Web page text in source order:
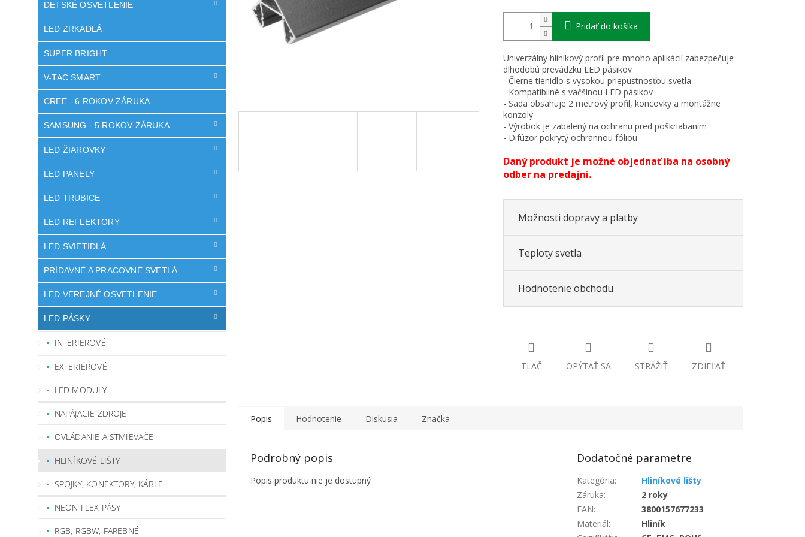
DETSKÉ OSVETLENIE
LED ZRKADLÁ
SUPER BRIGHT
V-TAC SMART
CREE - 6 ROKOV ZÁRUKA
SAMSUNG - 5 ROKOV ZÁRUKA
LED ŽIAROVKY
LED PANELY
LED TRUBICE
LED REFLEKTORY
LED SVIETIDLÁ
PRÍDAVNÉ A PRACOVNÉ SVETLÁ
LED VEREJNÉ OSVETLENIE
LED PÁSKY
INTERIÉROVÉ
EXTERIÉROVÉ
LED MODULY
NAPÁJACIE ZDROJE
OVLÁDANIE A STMIEVAČE
HLINÍKOVÉ LIŠTY
SPOJKY, KONEKTORY, KÁBLE
NEON FLEX PÁSY
RGB, RGBW, FAREBNÉ
Pridať do košíka
Univerzálny hliníkový profil pre mnoho aplikácií zabezpečuje
dlhodobú prevádzku LED pásikov
- Čierne tienidlo s vysokou priepustnosťou svetla
- Kompatibilné s väčšinou LED pásikov
- Sada obsahuje 2 metrový profil, koncovky a montážne
konzoly
- Výrobok je zabalený na ochranu pred poškriabaním
- Difúzor pokrytý ochrannou fóliou
Daný produkt je možné objednať iba na osobný
odber na predajni.
Možnosti dopravy a platby
Teploty svetla
Hodnotenie obchodu
TLAČ OPÝTAŤ SA STRÁŽIŤ ZDIEĽAŤ
Popis Hodnotenie Diskusia Značka
Podrobný popis
Popis produktu nie je dostupný
Dodatočné parametre
Kategória:
Hliníkové lišty
Záruka:
2 roky
EAN:
3800157677233
Materiál:
Hliník